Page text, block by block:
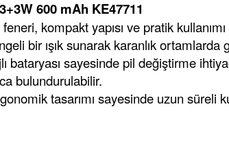
600 mAh KE47711
kompakt yapısı ve pratik
bir ışık sunarak karanlık ortamlarda
bataryası sayesinde pil değiştirme
bulundurulabilir.
tasarımı sayesinde uzun